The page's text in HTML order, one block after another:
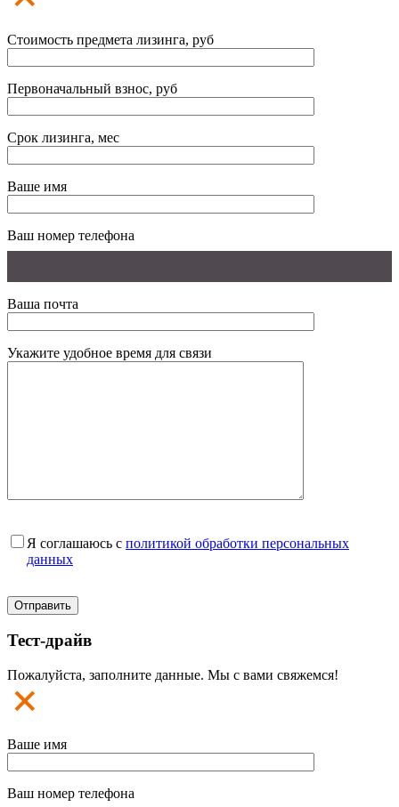
Стоимость предмета лизинга, руб
Первоначальный взнос, руб
Срок лизинга, мес
Ваше имя
Ваш номер телефона
Ваша почта
Укажите удобное время для связи
Я соглашаюсь с политикой обработки персональных
данных
Тест-драйв
Пожалуйста, заполните данные. Мы с вами свяжемся!
Ваше имя
Ваш номер телефона